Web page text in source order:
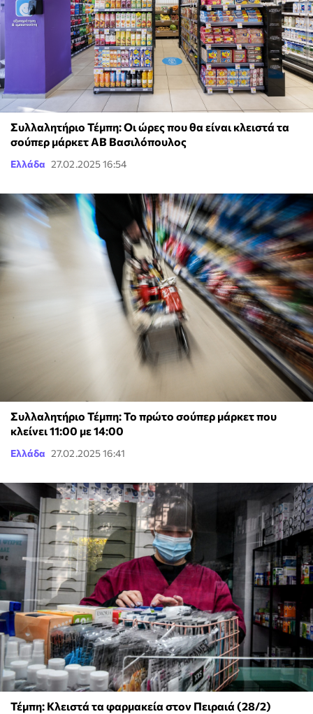
Συλλαλητήριο Τέμπη: Οι ώρες που θα είναι κλειστά τα
σούπερ μάρκετ ΑΒ Βασιλόπουλος
Ελλάδα 27.02.2025 16:54
Συλλαλητήριο Τέμπη: Το πρώτο σούπερ μάρκετ που
κλείνει 11:00 με 14:00
Ελλάδα 27.02.2025 16:41
Τέμπη: Κλειστά τα φαρμακεία στον Πειραιά (28/2)